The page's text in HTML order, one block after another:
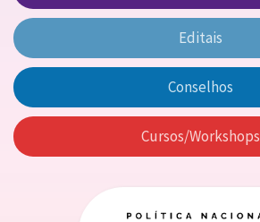
Editais
Conselhos
Cursos/Workshops